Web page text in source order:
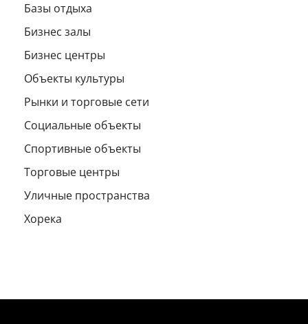
Базы отдыха
Бизнес залы
Бизнес центры
Объекты культуры
Рынки и торговые сети
Социальные объекты
Спортивные объекты
Торговые центры
Уличные пространства
Хорека